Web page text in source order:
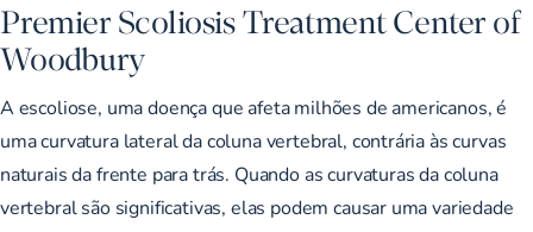
Premier Scoliosis Treatment Center of
Woodbury
A escoliose, uma doença que afeta milhões de americanos, é
uma curvatura lateral da coluna vertebral, contrária às curvas
naturais da frente para trás. Quando as curvaturas da coluna
vertebral são significativas, elas podem causar uma variedade